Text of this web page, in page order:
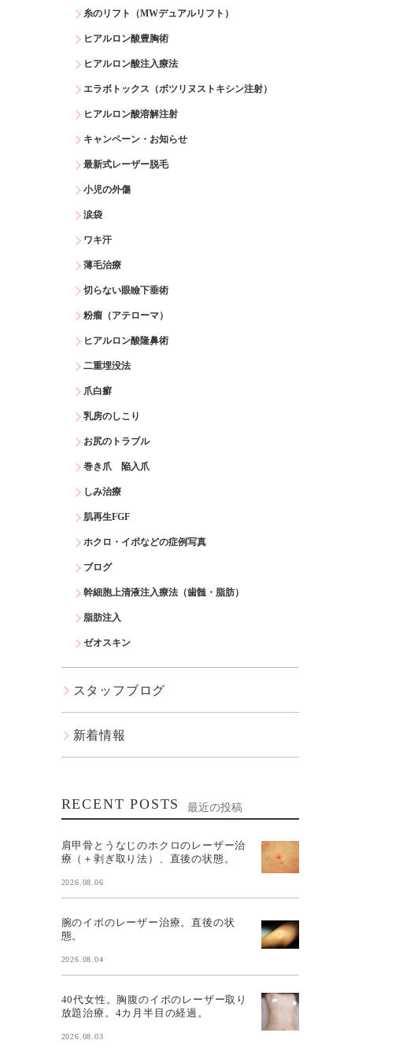
糸のリフト（MWデュアルリフト）
ヒアルロン酸豊胸術
ヒアルロン酸注入療法
エラボトックス（ボツリヌストキシン注射）
ヒアルロン酸溶解注射
キャンペーン・お知らせ
最新式レーザー脱毛
小児の外傷
涙袋
ワキ汗
薄毛治療
切らない眼瞼下垂術
粉瘤（アテローマ）
ヒアルロン酸隆鼻術
二重埋没法
爪白癬
乳房のしこり
お尻のトラブル
巻き爪 陥入爪
しみ治療
肌再生FGF
ホクロ・イボなどの症例写真
ブログ
幹細胞上清液注入療法（歯髄・脂肪）
脂肪注入
ゼオスキン
スタッフブログ
新着情報
RECENT POSTS 最近の投稿
肩甲骨とうなじのホクロのレーザー治
療（＋剥ぎ取り法）、直後の状態。
2026.08.06
腕のイボのレーザー治療。直後の状
態。
2026.08.04
40代女性。胸腹のイボのレーザー取り
放題治療。4カ月半目の経過。
2026.08.03